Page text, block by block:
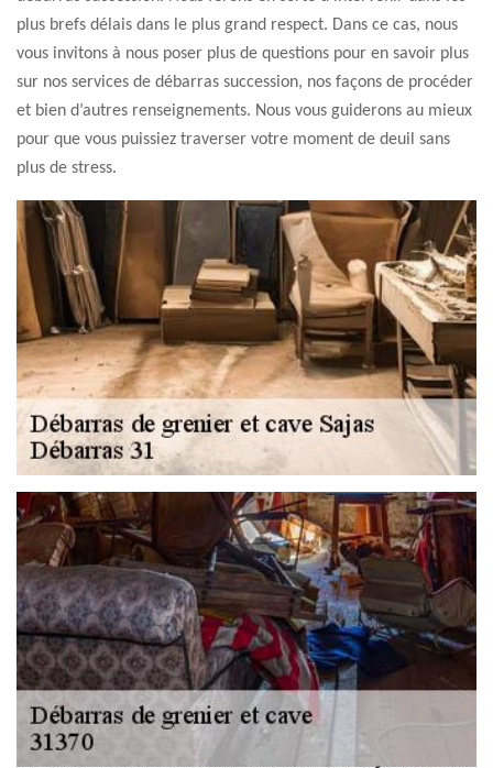
plus brefs délais dans le plus grand respect. Dans ce cas, nous
vous invitons à nous poser plus de questions pour en savoir plus
sur nos services de débarras succession, nos façons de procéder
et bien d’autres renseignements. Nous vous guiderons au mieux
pour que vous puissiez traverser votre moment de deuil sans
plus de stress.